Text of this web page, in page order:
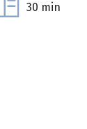
30 min